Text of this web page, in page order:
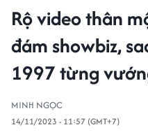
Rộ video thân
đám showbiz,
1997 từng
MINH NGỌC
14/11/2023 - 11:57 (GMT+7)